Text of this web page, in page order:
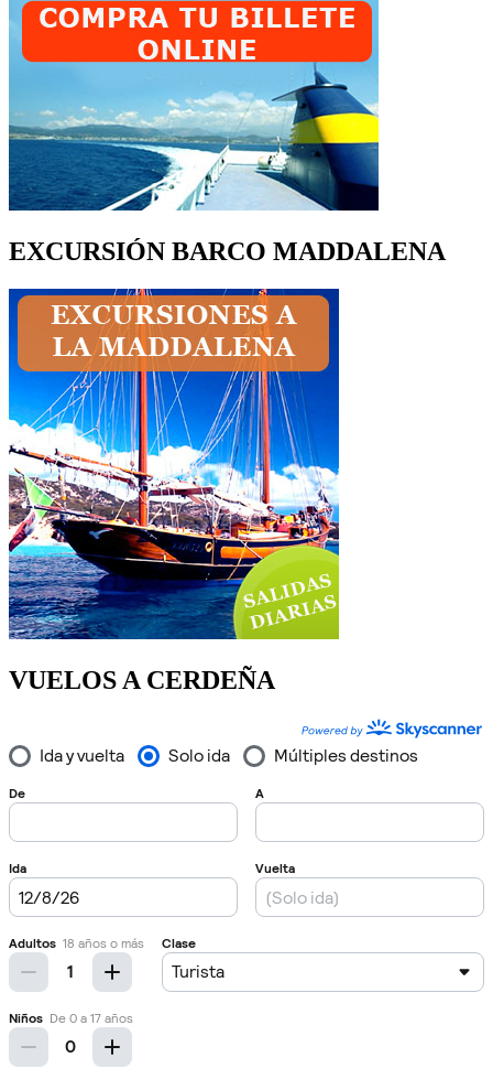
EXCURSIÓN BARCO MADDALENA
VUELOS A CERDEÑA